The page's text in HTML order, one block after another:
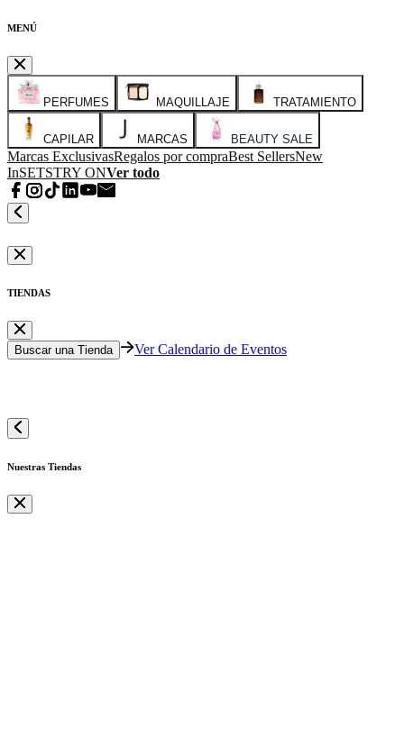
MENÚ
PERFUMES MAQUILLAJE TRATAMIENTO
CAPILAR MARCAS BEAUTY SALE
Marcas ExclusivasRegalos por compraBest SellersNew
InSETSTRY ONVer todo
TIENDAS
Buscar una Tienda Ver Calendario de Eventos
Nuestras Tiendas